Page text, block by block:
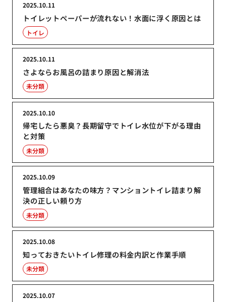
トイレットペーパーが流れない！水面に浮く原因とは
2025.10.11
トイレ
さよならお風呂の詰まり原因と解消法
2025.10.11
未分類
帰宅したら悪臭？長期留守でトイレ水位が下がる理由
と対策
2025.10.10
未分類
管理組合はあなたの味方？マンショントイレ詰まり解
決の正しい頼り方
2025.10.09
未分類
知っておきたいトイレ修理の料金内訳と作業手順
2025.10.08
未分類
2025.10.07